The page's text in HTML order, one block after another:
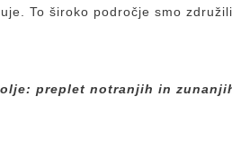
To široko področje smo
preplet notranjih in